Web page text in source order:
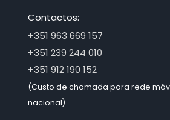
Contactos:
+351 963 669 157
+351 239 244 010
+351 912 190 152
(Custo de chamada para rede
nacional)